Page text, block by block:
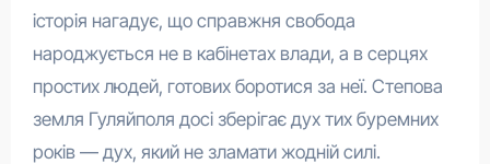
історія нагадує, що справжня свобода
народжується не в кабінетах влади, а в серцях
простих людей, готових боротися за неї. Степова
земля Гуляйполя досі зберігає дух тих буремних
років — дух, який не зламати жодній силі.